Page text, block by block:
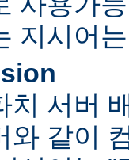
지시어
치 서버
와 같이